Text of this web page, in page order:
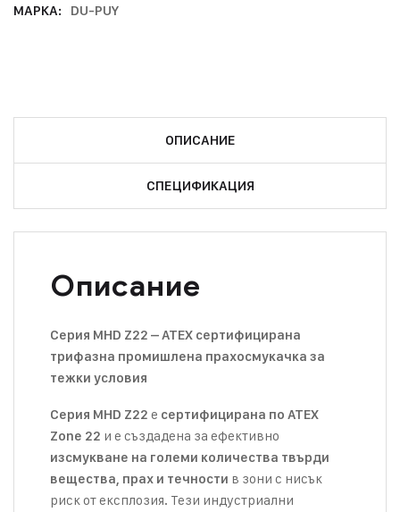
МАРКА:
DU-PUY
ОПИСАНИЕ
СПЕЦИФИКАЦИЯ
Описание
Серия MHD Z22 – ATEX сертифицирана
трифазна промишлена прахосмукачка за
тежки условия
Серия MHD Z22 е сертифицирана по ATEX
Zone 22 и е създадена за ефективно
изсмукване на големи количества твърди
вещества, прах и течности в зони с нисък
риск от експлозия. Тези индустриални